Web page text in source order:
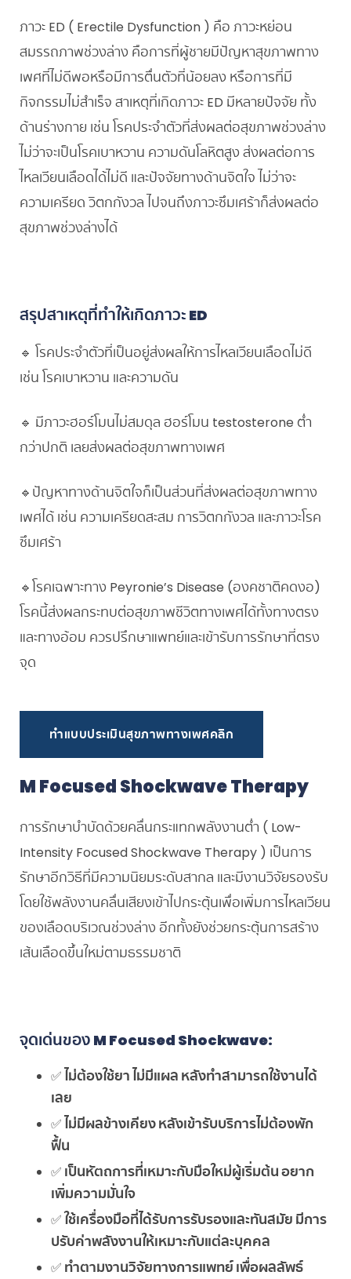
ภาวะ ED ( Erectile Dysfunction ) คือ ภาวะหย่อน
สมรรถภาพช่วงล่าง คือการที่ผู้ชายมีปัญหาสุขภาพทาง
เพศที่ไม่ดีพอหรือมีการตื่นตัวที่น้อยลง หรือการที่มี
กิจกรรมไม่สำเร็จ สาเหตุที่เกิดภาวะ ED มีหลายปัจจัย ทั้ง
ด้านร่างกาย เช่น โรคประจำตัวที่ส่งผลต่อสุขภาพช่วงล่าง
ไม่ว่าจะเป็นโรคเบาหวาน ความดันโลหิตสูง ส่งผลต่อการ
ไหลเวียนเลือดได้ไม่ดี และปัจจัยทางด้านจิตใจ ไม่ว่าจะ
ความเครียด วิตกกังวล ไปจนถึงภาวะซึมเศร้าก็ส่งผลต่อ
สุขภาพช่วงล่างได้
สรุปสาเหตุที่ทำให้เกิดภาวะ ED
🔹 โรคประจำตัวที่เป็นอยู่ส่งผลให้การไหลเวียนเลือดไม่ดี
เช่น โรคเบาหวาน และความดัน
🔹 มีภาวะฮอร์โมนไม่สมดุล ฮอร์โมน testosterone ต่ำ
กว่าปกติ เลยส่งผลต่อสุขภาพทางเพศ
🔹ปัญหาทางด้านจิตใจก็เป็นส่วนที่ส่งผลต่อสุขภาพทาง
เพศได้ เช่น ความเครียดสะสม การวิตกกังวล และภาวะโรค
ซึมเศร้า
🔹โรคเฉพาะทาง Peyronie’s Disease (องคชาติคดงอ)
โรคนี้ส่งผลกระทบต่อสุขภาพชีวิตทางเพศได้ทั้งทางตรง
และทางอ้อม ควรปรึกษาแพทย์และเข้ารับการรักษาที่ตรง
จุด
ทำแบบประเมินสุขภาพทางเพศคลิก
M Focused Shockwave Therapy
การรักษาบำบัดด้วยคลื่นกระแทกพลังงานต่ำ ( Low-
Intensity Focused Shockwave Therapy ) เป็นการ
รักษาอีกวิธีที่มีความนิยมระดับสากล และมีงานวิจัยรองรับ
โดยใช้พลังงานคลื่นเสียงเข้าไปกระตุ้นเพื่อเพิ่มการไหลเวียน
ของเลือดบริเวณช่วงล่าง อีกทั้งยังช่วยกระตุ้นการสร้าง
เส้นเลือดขึ้นใหม่ตามธรรมชาติ
จุดเด่นของ M Focused Shockwave:
✅ ไม่ต้องใช้ยา ไม่มีแผล หลังทำสามารถใช้งานได้
เลย
✅ ไม่มีผลข้างเคียง หลังเข้ารับบริการไม่ต้องพัก
ฟื้น
✅ เป็นหัตถการที่เหมาะกับมือใหม่ผู้เริ่มต้น อยาก
เพิ่มความมั่นใจ
✅ ใช้เครื่องมือที่ได้รับการรับรองและทันสมัย มีการ
ปรับค่าพลังงานให้เหมาะกับแต่ละบุคคล
✅ ทำตามงานวิจัยทางการแพทย์ เพื่อผลลัพธ์